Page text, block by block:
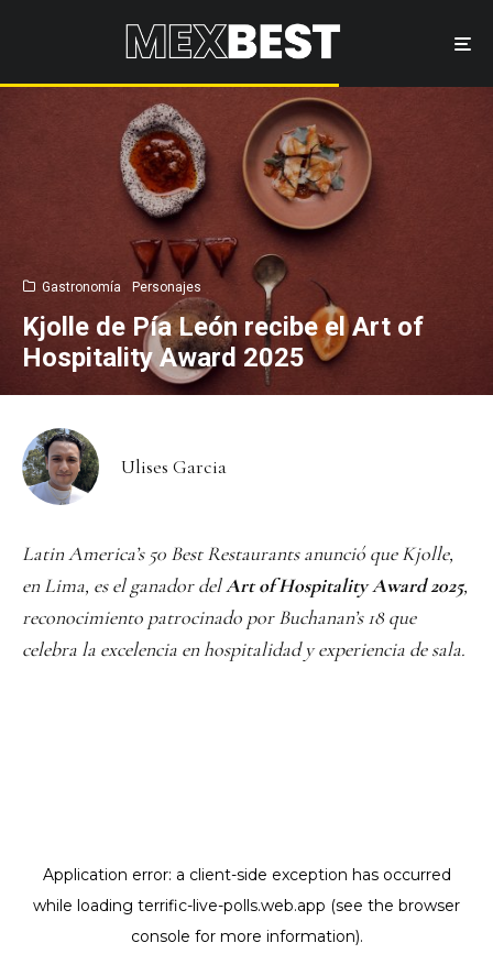
Gastronomía Personajes
Kjolle de Pía León recibe el Art of
Hospitality Award 2025
Ulises Garcia
Latin America’s 50 Best Restaurants anunció que Kjolle,
en Lima, es el ganador delArt of Hospitality Award 2025,
reconocimiento patrocinado por Buchanan’s 18 que
celebra la excelencia en hospitalidad y experiencia de sala.